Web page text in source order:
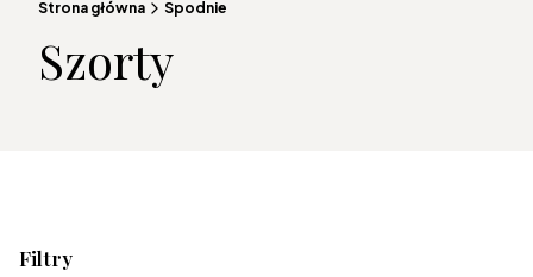
Strona główna Spodnie
Szorty
Filtry